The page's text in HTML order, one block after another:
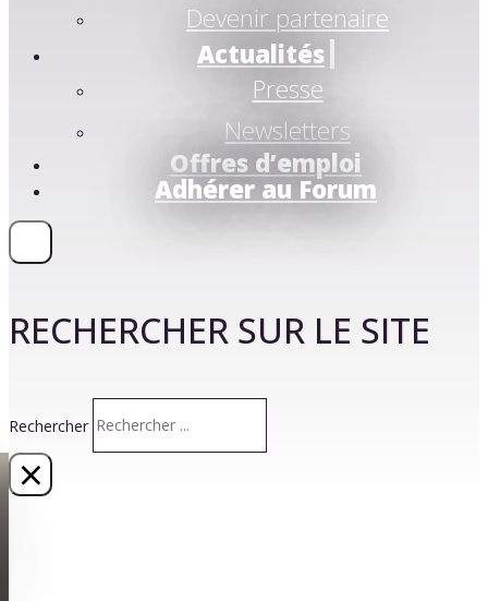
Devenir partenaire
Actualités
Presse
Newsletters
Offres d’emploi
Adhérer au Forum
RECHERCHER SUR LE SITE
Rechercher
×